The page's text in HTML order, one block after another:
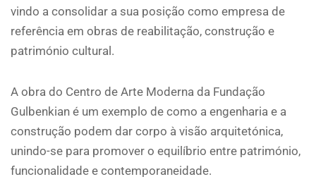
vindo a consolidar a sua posição como empresa de
referência em obras de reabilitação, construção e
património cultural.
A obra do Centro de Arte Moderna da Fundação
Gulbenkian é um exemplo de como a engenharia e a
construção podem dar corpo à visão arquitetónica,
unindo-se para promover o equilíbrio entre património,
funcionalidade e contemporaneidade.